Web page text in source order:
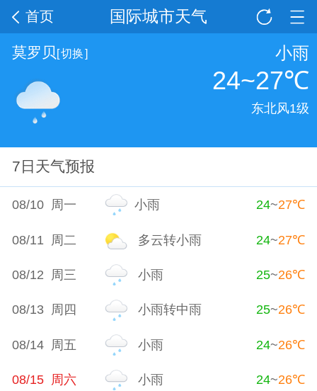
国际城市天气
首页
莫罗贝 [切换] 小雨
24~27℃
东北风1级
7日天气预报
08/10 周一 小雨 24~27℃
08/11 周二 多云转小雨 24~27℃
08/12 周三 小雨 25~26℃
08/13 周四 小雨转中雨 25~26℃
08/14 周五 小雨 24~26℃
08/15 周六 小雨 24~26℃